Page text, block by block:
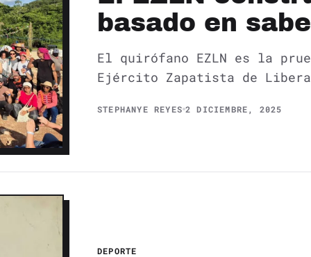
basado en
El quirófano EZLN es la
Ejército Zapatista de
STEPHANYE REYES 2 DICIEMBRE, 2025
DEPORTE